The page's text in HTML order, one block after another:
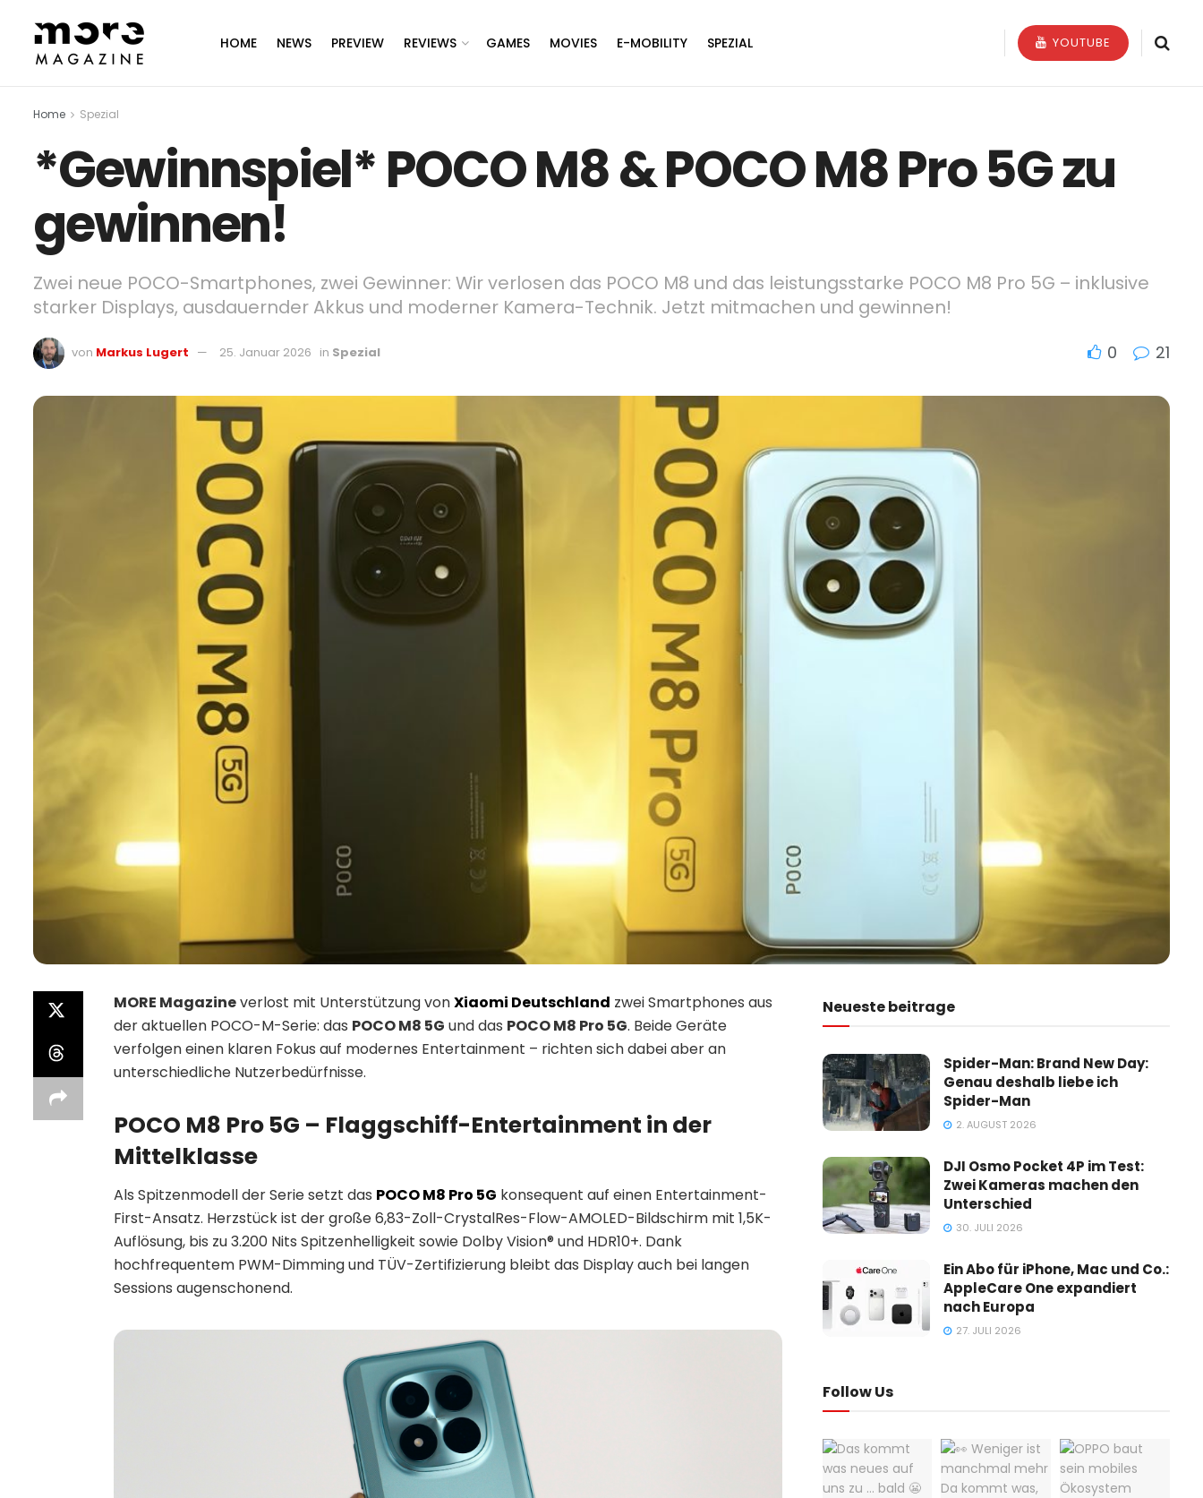
HOME NEWS PREVIEW REVIEWS GAMES MOVIES E-MOBILITY SPEZIAL YOUTUBE
Home Spezial
*Gewinnspiel* POCO M8 & POCO M8 Pro 5G zu
gewinnen!
Zwei neue POCO-Smartphones, zwei Gewinner: Wir verlosen das POCO M8 und das leistungsstarke POCO M8 Pro 5G – inklusive
starker Displays, ausdauernder Akkus und moderner Kamera-Technik. Jetzt mitmachen und gewinnen!
von Markus Lugert 25. Januar 2026 in Spezial 0 21
MORE Magazineverlost mit Unterstützung vonXiaomi Deutschland zwei Smartphones aus
der aktuellen POCO-M-Serie: das POCO M8 5G und das POCO M8 Pro 5G. Beide Geräte
verfolgen einen klaren Fokus auf modernes Entertainment – richten sich dabei aber an
unterschiedliche Nutzerbedürfnisse.
POCO M8 Pro 5G – Flaggschiff-Entertainment in der
Mittelklasse
Als Spitzenmodell der Serie setzt das POCO M8 Pro 5G konsequent auf einen Entertainment-
First-Ansatz. Herzstück ist der große 6,83-Zoll-CrystalRes-Flow-AMOLED-Bildschirm mit 1,5K-
Auflösung, bis zu 3.200 Nits Spitzenhelligkeit sowie Dolby Vision® und HDR10+. Dank
hochfrequentem PWM-Dimming und TÜV-Zertifizierung bleibt das Display auch bei langen
Sessions augenschonend.
Neueste beitrage
Spider-Man: Brand New Day:
Genau deshalb liebe ich
Spider-Man
2. AUGUST 2026
DJI Osmo Pocket 4P im Test:
Zwei Kameras machen den
Unterschied
30. JULI 2026
Ein Abo für iPhone, Mac und Co.:
AppleCare One expandiert
nach Europa
27. JULI 2026
Follow Us